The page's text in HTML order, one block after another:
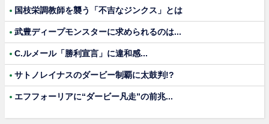
国枝栄調教師を襲う「不吉なジンクス」とは
武豊ディープモンスターに求められるのは...
C.ルメール「勝利宣言」に違和感...
サトノレイナスのダービー制覇に太鼓判!?
エフフォーリアに“ダービー凡走”の前兆...